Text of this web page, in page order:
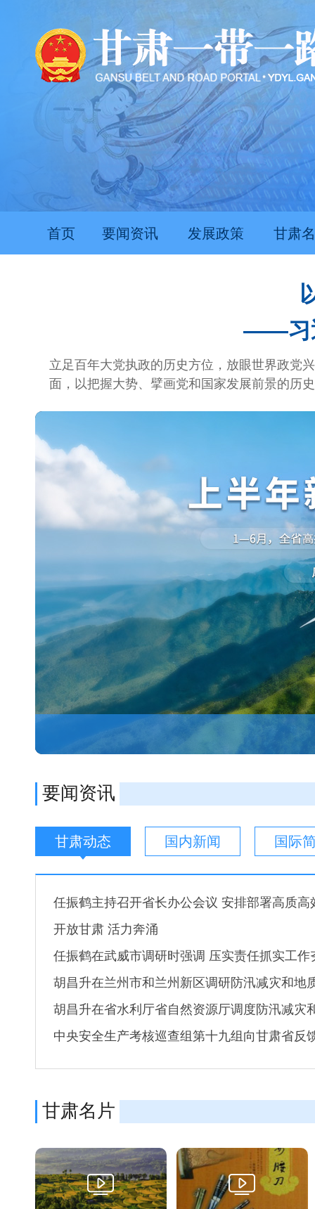
首页 要闻资讯 发展政策 甘肃
——习
立足百年大党执政的历史方位，放眼世界政党
面，以把握大势、擘画党和国家发展前景的历
要闻资讯
甘肃动态 国内新闻 国际
任振鹤主持召开省长办公会议 安排部署高质高
开放甘肃 活力奔涌
任振鹤在武威市调研时强调 压实责任抓实工作
胡昌升在兰州市和兰州新区调研防汛减灾和地
胡昌升在省水利厅省自然资源厅调度防汛减灾
中央安全生产考核巡查组第十九组向甘肃省反
甘肃名片